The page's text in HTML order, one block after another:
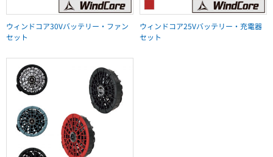
ウィンドコア30Vバッテリー・ファン
セット
ウィンドコア25Vバッテリー・充電器
セット